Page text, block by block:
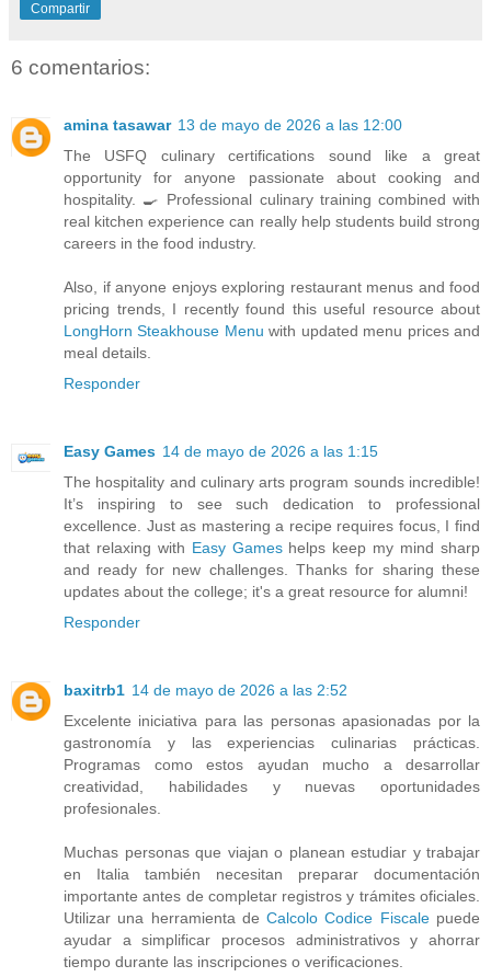
Compartir
6 comentarios:
amina tasawar 13 de mayo de 2026 a las 12:00
The USFQ culinary certifications sound like a great
opportunity for anyone passionate about cooking and
hospitality. 🍳 Professional culinary training combined with
real kitchen experience can really help students build strong
careers in the food industry.
Also, if anyone enjoys exploring restaurant menus and food
pricing trends, I recently found this useful resource about
LongHorn Steakhouse Menu with updated menu prices and
meal details.
Responder
Easy Games 14 de mayo de 2026 a las 1:15
The hospitality and culinary arts program sounds incredible!
It’s inspiring to see such dedication to professional
excellence. Just as mastering a recipe requires focus, I find
that relaxing with Easy Gameshelps keep my mind sharp
and ready for new challenges. Thanks for sharing these
updates about the college; it's a great resource for alumni!
Responder
baxitrb1 14 de mayo de 2026 a las 2:52
Excelente iniciativa para las personas apasionadas por la
gastronomía y las experiencias culinarias prácticas.
Programas como estos ayudan mucho a desarrollar
creatividad, habilidades y nuevas oportunidades
profesionales.
Muchas personas que viajan o planean estudiar y trabajar
en Italia también necesitan preparar documentación
importante antes de completar registros y trámites oficiales.
Utilizar una herramienta deCalcolo Codice Fiscalepuede
ayudar a simplificar procesos administrativos y ahorrar
tiempo durante las inscripciones o verificaciones.